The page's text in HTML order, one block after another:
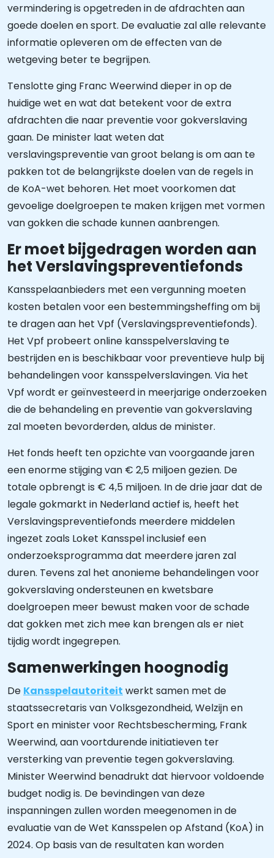
vermindering is opgetreden in de afdrachten aan
goede doelen en sport. De evaluatie zal alle relevante
informatie opleveren om de effecten van de
wetgeving beter te begrijpen.
Tenslotte ging Franc Weerwind dieper in op de
huidige wet en wat dat betekent voor de extra
afdrachten die naar preventie voor gokverslaving
gaan. De minister laat weten dat
verslavingspreventie van groot belang is om aan te
pakken tot de belangrijkste doelen van de regels in
de KoA-wet behoren. Het moet voorkomen dat
gevoelige doelgroepen te maken krijgen met vormen
van gokken die schade kunnen aanbrengen.
Er moet bijgedragen worden aan
het Verslavingspreventiefonds
Kansspelaanbieders met een vergunning moeten
kosten betalen voor een bestemmingsheffing om bij
te dragen aan het Vpf (Verslavingspreventiefonds).
Het Vpf probeert online kansspelverslaving te
bestrijden en is beschikbaar voor preventieve hulp bij
behandelingen voor kansspelverslavingen. Via het
Vpf wordt er geïnvesteerd in meerjarige onderzoeken
die de behandeling en preventie van gokverslaving
zal moeten bevorderden, aldus de minister.
Het fonds heeft ten opzichte van voorgaande jaren
een enorme stijging van € 2,5 miljoen gezien. De
totale opbrengt is € 4,5 miljoen. In de drie jaar dat de
legale gokmarkt in Nederland actief is, heeft het
Verslavingspreventiefonds meerdere middelen
ingezet zoals Loket Kansspel inclusief een
onderzoeksprogramma dat meerdere jaren zal
duren. Tevens zal het anonieme behandelingen voor
gokverslaving ondersteunen en kwetsbare
doelgroepen meer bewust maken voor de schade
dat gokken met zich mee kan brengen als er niet
tijdig wordt ingegrepen.
Samenwerkingen hoognodig
De Kansspelautoriteit werkt samen met de
staatssecretaris van Volksgezondheid, Welzijn en
Sport en minister voor Rechtsbescherming, Frank
Weerwind, aan voortdurende initiatieven ter
versterking van preventie tegen gokverslaving.
Minister Weerwind benadrukt dat hiervoor voldoende
budget nodig is. De bevindingen van deze
inspanningen zullen worden meegenomen in de
evaluatie van de Wet Kansspelen op Afstand (KoA) in
2024. Op basis van de resultaten kan worden